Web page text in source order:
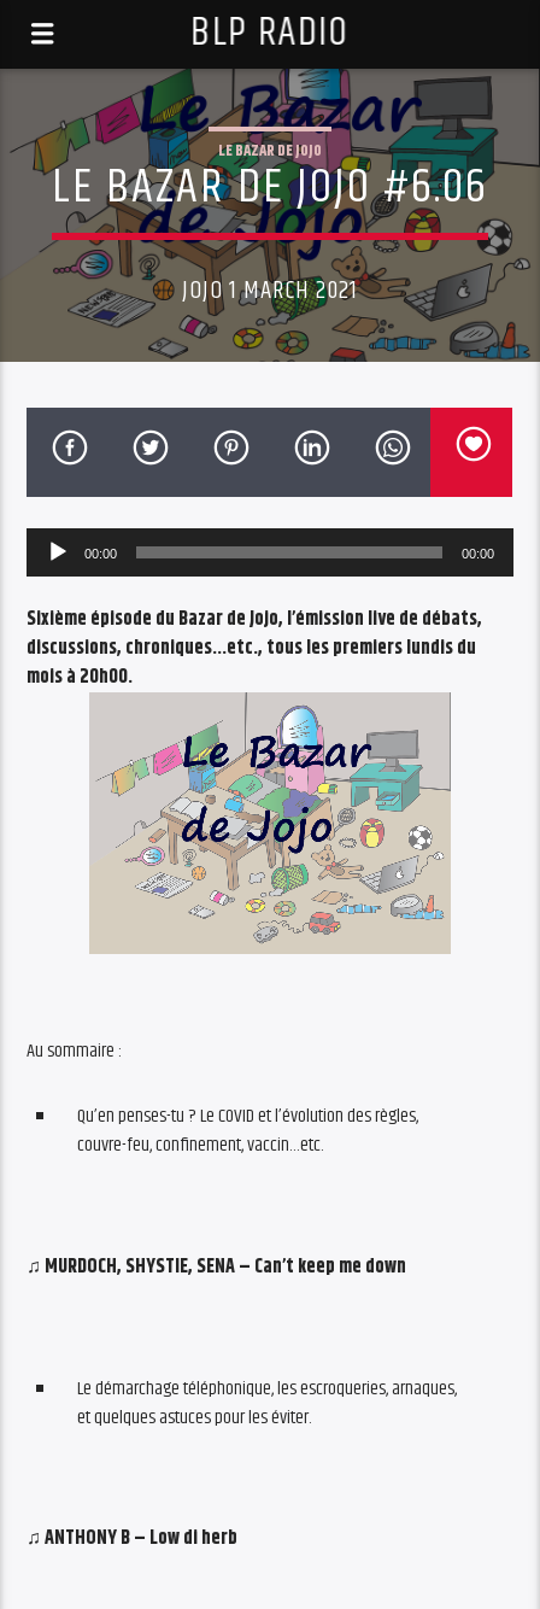
BLP RADIO
LE BAZAR DE JOJO
LE BAZAR DE JOJO #6.06
JOJO 1 MARCH 2021
Audio
Player
00:00 00:00
Sixième épisode du Bazar de Jojo, l’émission live de débats,
discussions, chroniques…etc., tous les premiers lundis du
mois à 20h00.
Au sommaire :
Qu’en penses-tu ? Le COVID et l’évolution des règles,
couvre-feu, confinement, vaccin…etc.
♫ MURDOCH, SHYSTIE, SENA – Can’t keep me down
Le démarchage téléphonique, les escroqueries, arnaques,
et quelques astuces pour les éviter.
♫ ANTHONY B – Low di herb